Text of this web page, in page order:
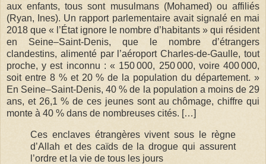
aux enfants, tous sont musulmans (Mohamed) ou affiliés
(Ryan, Ines). Un rapport parlementaire avait signalé en mai
2018 que « l’État ignore le nombre d’habitants » qui résident
en Seine–Saint-Denis, que le nombre d’étrangers
clandestins, alimenté par l’aéroport Charles-de-Gaulle, tout
proche, y est inconnu : « 150 000, 250 000, voire 400 000,
soit entre 8 % et 20 % de la population du département. »
En Seine–Saint-Denis, 40 % de la population a moins de 29
ans, et 26,1 % de ces jeunes sont au chômage, chiffre qui
monte à 40 % dans de nombreuses cités. […]
Ces enclaves étrangères vivent sous le règne
d’Allah et des caïds de la drogue qui assurent
l’ordre et la vie de tous les jours